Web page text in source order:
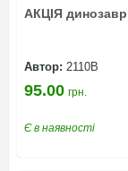
АКЦІЯ
Автор: 2110В
95.00 грн.
Є в наявності